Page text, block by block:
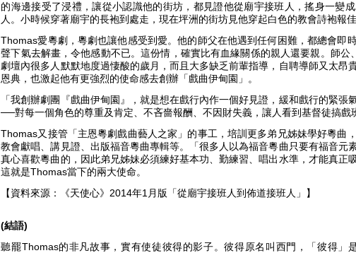
的海邊接受了浸禮，讓從小認識他的街坊，都見證他從廟宇接班人，搖身一變
人。小時候穿著廟宇的長袍到處走，現在坪洲的街坊見他穿起白色的教會詩袍報佳
Thomas愛粵劇，粵劇也讓他感受到愛。他的師父在他遇到任何困難，都總會即
聲下氣去解畫，令他感動不已。這份情，確實比有血緣關係的親人還要親。師公
劇壇內很多人默默地度過悽酸的歲月，而且大多缺乏前輩指導，自聘導師又太昂
恩典，也激起他有更強烈的使命感去創辦「戲曲伊甸園」。
「我創辦劇團『戲曲伊甸園』，就是想在戲行內作一個好見證，緩和戲行的緊張
──對每一個角色的尊重及肯定、不吝嗇報酬、不因財失義，讓人看到基督徒搞戲
Thomas又接管「主恩粵劇戲曲藝人之家」的事工，培訓更多弟兄姊妹學好粵曲
教會獻唱、講見證、出版福音粵曲專輯等。「很多人以為福音粵曲只要有福音元
真心喜歡粵曲的，因此弟兄姊妹必須練好基本功、勤練習、唱出水準，才能真正
這就是Thomas當下的兩大使命。
【資料來源：《天使心》2014年1月版「從廟宇接班人到佈道接班人」】
(結語)
聽罷Thomas的非凡故事，實有使徒彼得的影子。彼得原名叫西門，「彼得」